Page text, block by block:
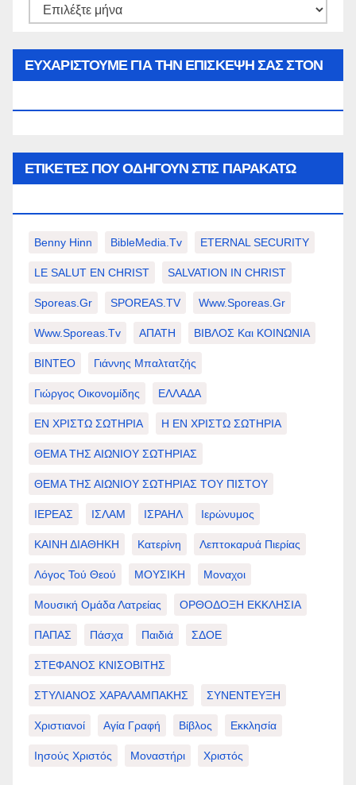
Αρθρα
ΕΥΧΑΡΙΣΤΟΥΜΕ ΓΙΑ ΤΗΝ ΕΠΙΣΚΕΨΗ ΣΑΣ ΣΤΟΝ
ΕΤΙΚΈΤΕΣ ΠΟΥ ΟΔΗΓΟΎΝ ΣΤΙΣ ΠΑΡΑΚΆΤΩ
Benny Hinn BibleMedia.tv ETERNAL SECURITY
LE SALUT EN CHRIST SALVATION IN CHRIST
Sporeas.gr SPOREAS.TV Www.sporeas.gr
Www.sporeas.tv ΑΠΑΤΗ ΒΙΒΛΟΣ Και ΚΟΙΝΩΝΙΑ
ΒΙΝΤΕΟ Γιάννης Μπαλτατζής
Γιώργος Οικονομίδης ΕΛΛΑΔΑ
ΕΝ ΧΡΙΣΤΩ ΣΩΤΗΡΙΑ Η ΕΝ ΧΡΙΣΤΩ ΣΩΤΗΡΙΑ
ΘΕΜΑ ΤΗΣ ΑΙΩΝΙΟΥ ΣΩΤΗΡΙΑΣ
ΘΕΜΑ ΤΗΣ ΑΙΩΝΙΟΥ ΣΩΤΗΡΙΑΣ ΤΟΥ ΠΙΣΤΟΥ
ΙΕΡΕΑΣ ΙΣΛΑΜ ΙΣΡΑΗΛ Ιερώνυμος
ΚΑΙΝΗ ΔΙΑΘΗΚΗ Κατερίνη Λεπτοκαρυά Πιερίας
Λόγος Τού Θεού ΜΟΥΣΙΚΗ Μοναχοι
Μουσική Ομάδα Λατρείας ΟΡΘΟΔΟΞΗ ΕΚΚΛΗΣΙΑ
ΠΑΠΑΣ Πάσχα Παιδιά ΣΔΟΕ
ΣΤΕΦΑΝΟΣ ΚΝΙΣΟΒΙΤΗΣ
ΣΤΥΛΙΑΝΟΣ ΧΑΡΑΛΑΜΠΑΚΗΣ ΣΥΝΕΝΤΕΥΞΗ
Χριστιανοί Αγία Γραφή Βίβλος Εκκλησία
Ιησούς Χριστός Μοναστήρι Χριστός